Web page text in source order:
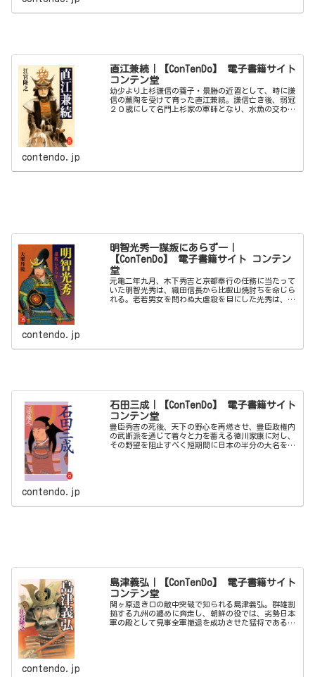
直江兼続｜【ConTenDo】 電子書籍サイト
コンテン堂
幼少より上杉謙信の養子・景勝の近習として、時に謙
信の薫陶を受けて育った直江兼続。謙信亡き後、弱冠
２０歳にして名門上杉家の軍師となり、水魚の交わり
contendo.jp
明智光秀―謀叛にあらず―｜
【ConTenDo】 電子書籍サイト コンテン
堂
元亀二年九月、木下秀吉と京都奉行の任務に当たって
いた明智光秀は、織田信長から比叡山焼討ちを命じら
れる。老若男女を問わぬ大虐殺を目にした光秀は、あ
contendo.jp
石田三成｜【ConTenDo】 電子書籍サイト
コンテン堂
豊臣秀吉の死後、天下の野心を再燃させ、豊臣政権内
の武断派を通じて着々と力を蓄える徳川家康に対し、
その野望を阻止すべく短期間に日本の半分の大名を掌
contendo.jp
島津義弘｜【ConTenDo】 電子書籍サイト
コンテン堂
関ヶ原退き口の敵中突破で知られる島津義弘。群雄割
拠する九州の纏めに奔走し、朝鮮の役では、劣勢日本
軍の殿として見事全軍撤退を成功させた猛将である。
contendo.jp